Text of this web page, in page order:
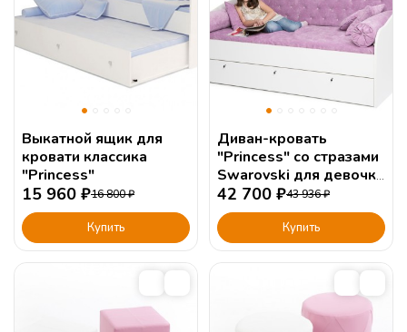
Выкатной ящик для
кровати классика
"Princess"
15 960 ₽16 800₽
Купить
Диван-кровать
"Princess" со стразами
Swarovski для девочки
с мягким изголовьем.
42 700 ₽43 936₽
Купить